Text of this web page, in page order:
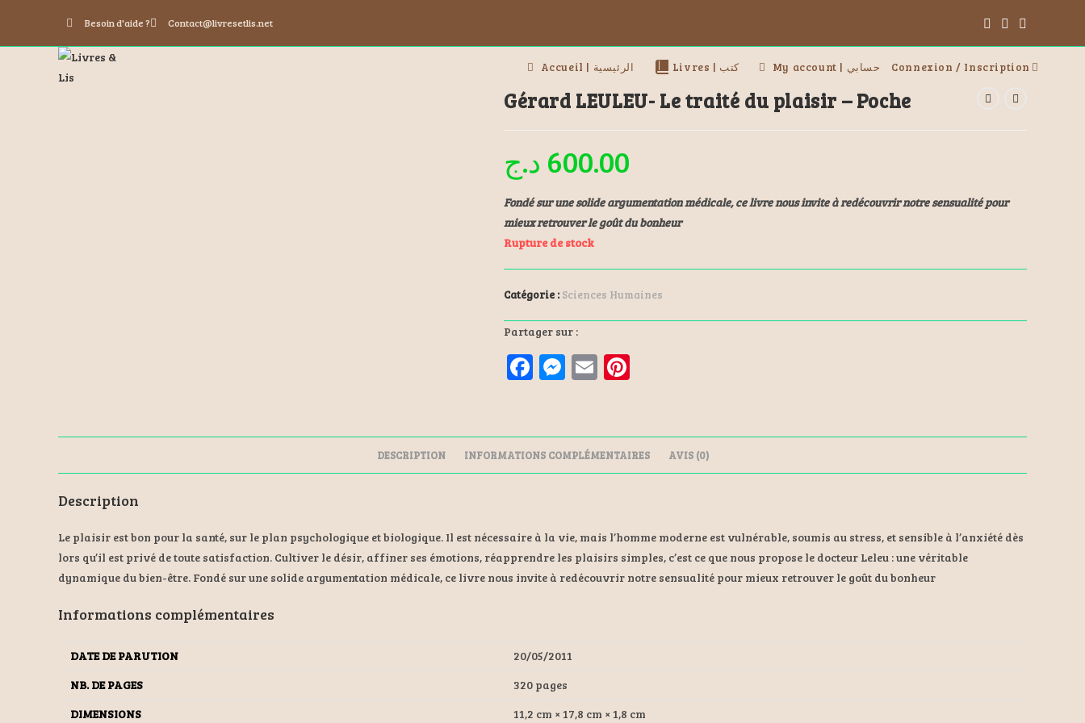
Besoin d'aide ? Contact@livresetlis.net
Accueil | الرئيسية Livres | كتب My account | حسابي Connexion / Inscription
Gérard LEULEU- Le traité du plaisir – Poche
600.00 د.ج
Fondé sur une solide argumentation médicale, ce livre nous invite à redécouvrir notre sensualité pour
mieux retrouver le goût du bonheur
Rupture de stock
Catégorie : Sciences Humaines
Partager sur :
F
b
o
M
n
ge
E
l es
t
DESCRIPTION INFORMATIONS COMPLÉMENTAIRES AVIS (0)
Description
Le plaisir est bon pour la santé, sur le plan psychologique et biologique. Il est nécessaire à la vie, mais l’homme moderne est vulnérable, soumis au stress, et sensible à l’anxiété dès
lors qu’il est privé de toute satisfaction. Cultiver le désir, affiner ses émotions, réapprendre les plaisirs simples, c’est ce que nous propose le docteur Leleu : une véritable
dynamique du bien-être. Fondé sur une solide argumentation médicale, ce livre nous invite à redécouvrir notre sensualité pour mieux retrouver le goût du bonheur
Informations complémentaires
DATE DE PARUTION
20/05/2011
NB. DE PAGES
320 pages
DIMENSIONS
11,2 cm × 17,8 cm × 1,8 cm